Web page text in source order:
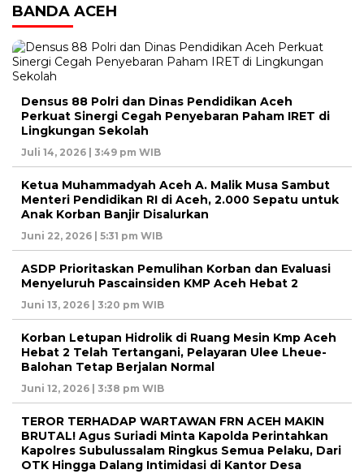
BANDA ACEH
Densus 88 Polri dan Dinas Pendidikan Aceh
Perkuat Sinergi Cegah Penyebaran Paham IRET di
Lingkungan Sekolah
Juli 14, 2026 | 3:49 pm WIB
Ketua Muhammadyah Aceh A. Malik Musa Sambut
Menteri Pendidikan RI di Aceh, 2.000 Sepatu untuk
Anak Korban Banjir Disalurkan
Juni 22, 2026 | 5:31 pm WIB
ASDP Prioritaskan Pemulihan Korban dan Evaluasi
Menyeluruh Pascainsiden KMP Aceh Hebat 2
Juni 13, 2026 | 3:20 pm WIB
Korban Letupan Hidrolik di Ruang Mesin Kmp Aceh
Hebat 2 Telah Tertangani, Pelayaran Ulee Lheue-
Balohan Tetap Berjalan Normal
Juni 12, 2026 | 3:38 pm WIB
TEROR TERHADAP WARTAWAN FRN ACEH MAKIN
BRUTAL! Agus Suriadi Minta Kapolda Perintahkan
Kapolres Subulussalam Ringkus Semua Pelaku, Dari
OTK Hingga Dalang Intimidasi di Kantor Desa